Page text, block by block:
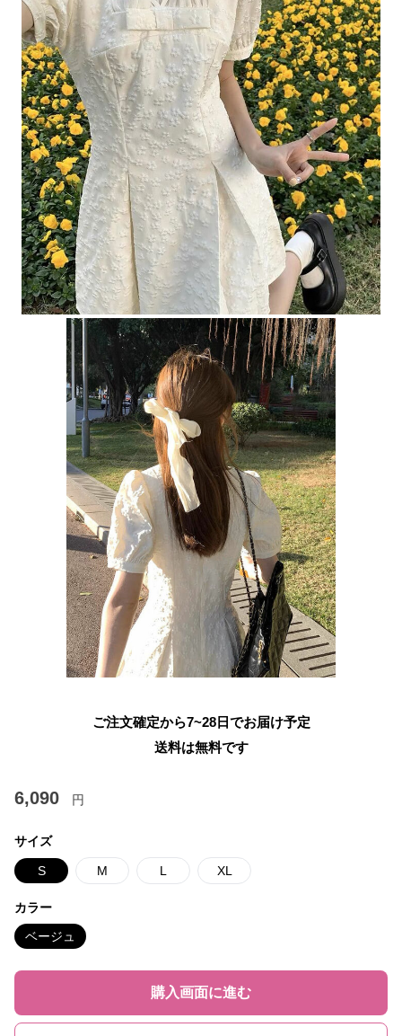
ご注文確定から7~28日でお届け予定
送料は無料です
6,090 円
サイズ
S M L XL
カラー
ベージュ
購入画面に進む